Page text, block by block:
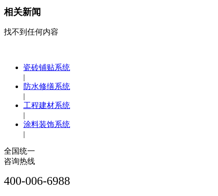
相关新闻
找不到任何内容
瓷砖铺贴系统
|
防水修缮系统
|
工程建材系统
|
涂料装饰系统
|
全国统一
咨询热线
400-006-6988